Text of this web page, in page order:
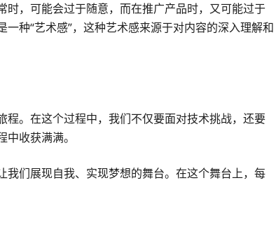
，可能会过于随意，而在推广产品时，又可能过于
种“艺术感”，这种艺术感来源于对内容的深入理解和
。在这个过程中，我们不仅要面对技术挑战，还要
收获满满。
们展现自我、实现梦想的舞台。在这个舞台上，每